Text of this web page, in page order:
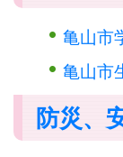
亀山市
亀山市
防災、